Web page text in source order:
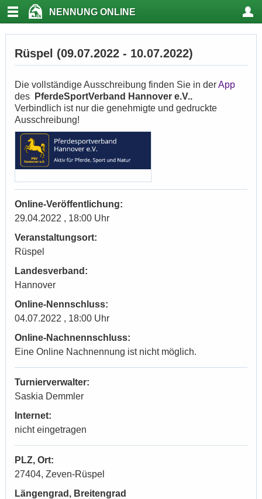
NENNUNG ONLINE
Rüspel (09.07.2022 - 10.07.2022)
Die vollständige Ausschreibung finden Sie in derApp
des
PferdeSportVerband Hannover e.V..
Verbindlich ist nur die genehmigte und gedruckte
Ausschreibung!
Online-Veröffentlichung:
29.04.2022 , 18:00 Uhr
Veranstaltungsort:
Rüspel
Landesverband:
Hannover
Online-Nennschluss:
04.07.2022 , 18:00 Uhr
Online-Nachnennschluss:
Eine Online Nachnennung ist nicht möglich.
Turnierverwalter:
Saskia Demmler
Internet:
nicht eingetragen
PLZ, Ort:
27404, Zeven-Rüspel
Längengrad, Breitengrad